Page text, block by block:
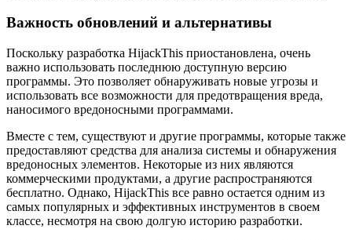
Важность обновлений и альтернативы
Поскольку разработка HijackThis приостановлена, очень
важно использовать последнюю доступную версию
программы. Это позволяет обнаруживать новые угрозы и
использовать все возможности для предотвращения вреда,
наносимого вредоносными программами.
Вместе с тем, существуют и другие программы, которые также
предоставляют средства для анализа системы и обнаружения
вредоносных элементов. Некоторые из них являются
коммерческими продуктами, а другие распространяются
бесплатно. Однако, HijackThis все равно остается одним из
самых популярных и эффективных инструментов в своем
классе, несмотря на свою долгую историю разработки.